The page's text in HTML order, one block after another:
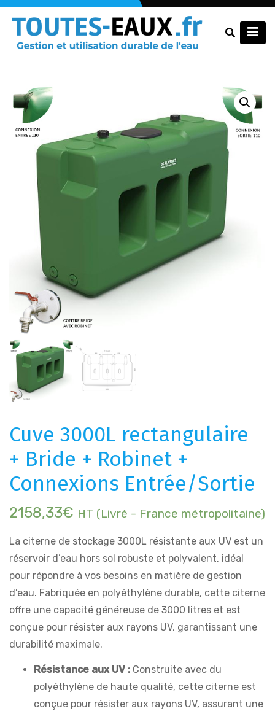
Cuve 3000L rectangulaire
+ Bride + Robinet +
Connexions Entrée/Sortie
2158,33€ HT (Livré - France métropolitaine)
La citerne de stockage 3000L résistante aux UV est un
réservoir d’eau hors sol robuste et polyvalent, idéal
pour répondre à vos besoins en matière de gestion
d’eau. Fabriquée en polyéthylène durable, cette citerne
offre une capacité généreuse de 3000 litres et est
conçue pour résister aux rayons UV, garantissant une
durabilité maximale.
Résistance aux UV : Construite avec du
polyéthylène de haute qualité, cette citerne est
conçue pour résister aux rayons UV, assurant une